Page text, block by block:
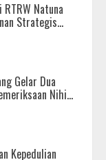
Natuna
Strategis
Gelar Dua
Nihil
Kepedulian